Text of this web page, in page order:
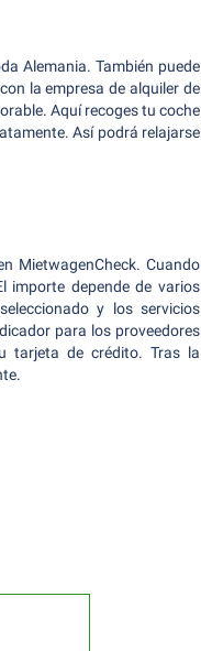
Alemania. También puede
la empresa de alquiler de
Aquí recoges tu coche
Así podrá relajarse
MietwagenCheck. Cuando
importe depende de varios
y los servicios
para los proveedores
tarjeta de crédito. Tras la